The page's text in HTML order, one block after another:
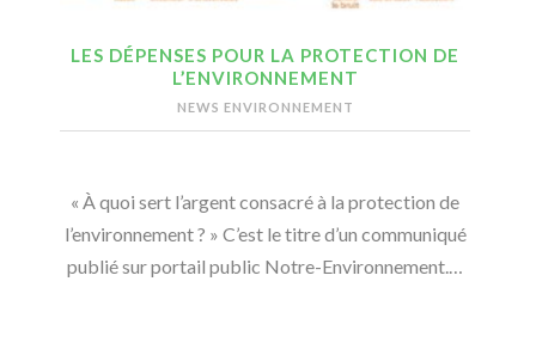
LES DÉPENSES POUR LA PROTECTION DE
L’ENVIRONNEMENT
NEWS ENVIRONNEMENT
« À quoi sert l’argent consacré à la protection de
l’environnement ? » C’est le titre d’un communiqué
publié sur portail public Notre-Environnement.…